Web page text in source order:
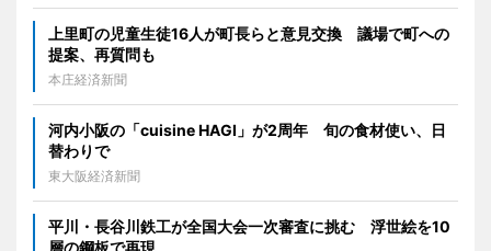
上里町の児童生徒16人が町長らと意見交換 議場で町への
提案、再質問も
本庄経済新聞
河内小阪の「cuisine HAGI」が2周年 旬の食材使い、日
替わりで
東大阪経済新聞
平川・長谷川鉄工が全国大会一次審査に挑む 浮世絵を10
層の鋼板で再現